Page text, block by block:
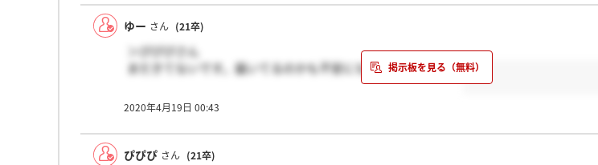
ゆー さん (21卒)
＞ぴぴぴさん
まだきてないです。届いてるのかも不安になってきました、、
2020年4月19日 00:43
ぴぴぴ さん (21卒)